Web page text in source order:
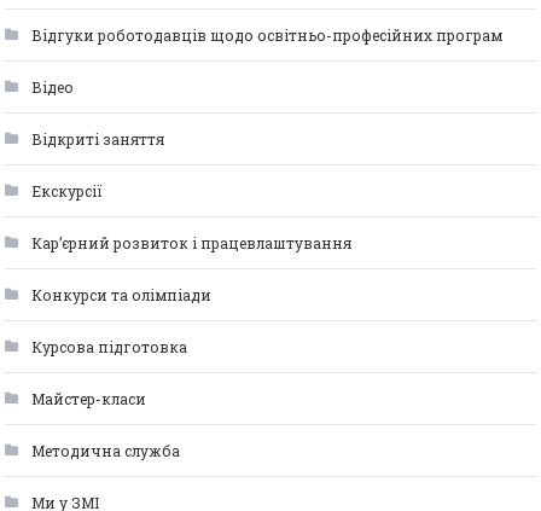
Відгуки роботодавців щодо освітньо-професійних програм
Відео
Відкриті заняття
Екскурсії
Кар’єрний розвиток і працевлаштування
Конкурси та олімпіади
Курсова підготовка
Майстер-класи
Методична служба
Ми у ЗМІ